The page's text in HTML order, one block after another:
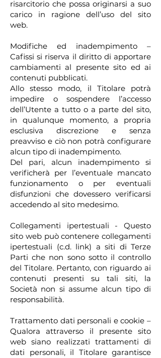
risarcitorio che possa originarsi a suo
carico in ragione dell’uso del sito
web.
Modifiche ed inadempimento –
Cafissi si riserva il diritto di apportare
cambiamenti al presente sito ed ai
contenuti pubblicati.
Allo stesso modo, il Titolare potrà
impedire o sospendere l’accesso
dell’Utente a tutto o a parte del sito,
in qualunque momento, a propria
esclusiva discrezione e senza
preavviso e ciò non potrà configurare
alcun tipo di inadempimento.
Del pari, alcun inadempimento si
verificherà per l’eventuale mancato
funzionamento o per eventuali
disfunzioni che dovessero verificarsi
accedendo al sito medesimo.
Collegamenti ipertestuali - Questo
sito web può contenere collegamenti
ipertestuali (c.d. link) a siti di Terze
Parti che non sono sotto il controllo
del Titolare. Pertanto, con riguardo ai
contenuti presenti su tali siti, la
Società non si assume alcun tipo di
responsabilità.
Trattamento dati personali e cookie –
Qualora attraverso il presente sito
web siano realizzati trattamenti di
dati personali, il Titolare garantisce